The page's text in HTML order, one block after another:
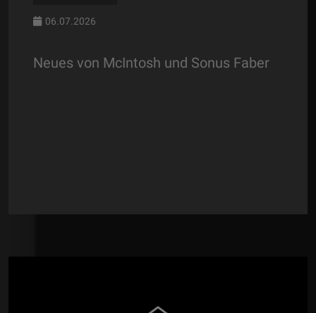
06.07.2026
Neues von McIntosh und Sonus Faber